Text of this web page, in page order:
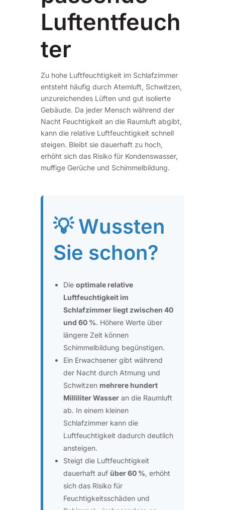
Luftentfeuch
ter
Zu hohe Luftfeuchtigkeit im Schlafzimmer
entsteht häufig durch Atemluft, Schwitzen,
unzureichendes Lüften und gut isolierte
Gebäude. Da jeder Mensch während der
Nacht Feuchtigkeit an die Raumluft abgibt,
kann die relative Luftfeuchtigkeit schnell
steigen. Bleibt sie dauerhaft zu hoch,
erhöht sich das Risiko für Kondenswasser,
muffige Gerüche und Schimmelbildung.
💡 Wussten
Sie schon?
Die optimale relative
Luftfeuchtigkeit im
Schlafzimmer liegt zwischen 40
und 60 %. Höhere Werte über
längere Zeit können
Schimmelbildung begünstigen.
Ein Erwachsener gibt während
der Nacht durch Atmung und
Schwitzen mehrere hundert
Milliliter Wasseran die Raumluft
ab. In einem kleinen
Schlafzimmer kann die
Luftfeuchtigkeit dadurch deutlich
ansteigen.
Steigt die Luftfeuchtigkeit
dauerhaft auf über 60 %, erhöht
sich das Risiko für
Feuchtigkeitsschäden und